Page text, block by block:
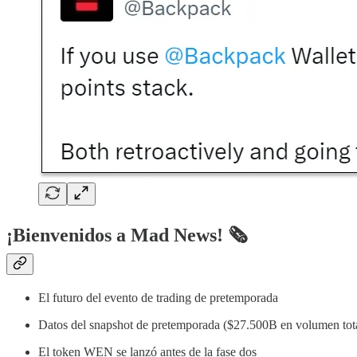
¡Bienvenidos a Mad News! 🗞️
El futuro del evento de trading de pretemporada
Datos del snapshot de pretemporada ($27.500B en volumen
El token WEN se lanzó antes de la fase dos